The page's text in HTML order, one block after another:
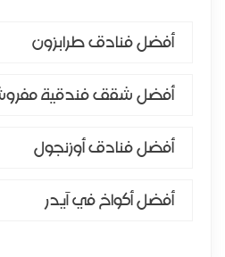
أفضل فنادق طرابزون
أفضل شقق فندقية
أفضل فنادق أوزنجول
أفضل أكواخ في آيدر